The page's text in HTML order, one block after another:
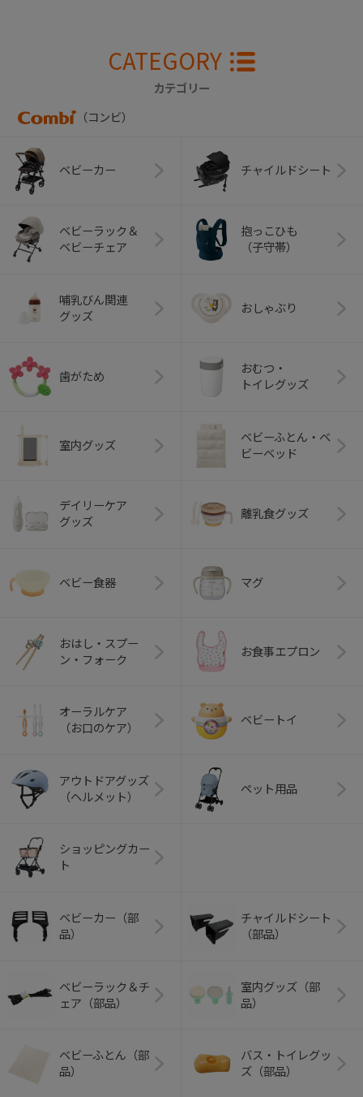
CATEGORY
カテゴリー
（コンビ）
ベビーカー チャイルドシート
ベビーラック＆
ベビーチェア
抱っこひも
（子守帯）
哺乳びん関連
グッズ
おしゃぶり
歯がため
おむつ・
トイレグッズ
室内グッズ
ベビーふとん・ベ
ビーベッド
デイリーケア
グッズ
離乳食グッズ
ベビー食器 マグ
おはし・スプー
ン・フォーク
お食事エプロン
オーラルケア
（お口のケア）
ベビートイ
アウトドアグッズ
（ヘルメット）
ペット用品
ショッピングカー
ト
ベビーカー（部
品）
チャイルドシート
（部品）
ベビーラック＆チ
ェア（部品）
室内グッズ（部
品）
ベビーふとん（部
品）
バス・トイレグッ
ズ（部品）